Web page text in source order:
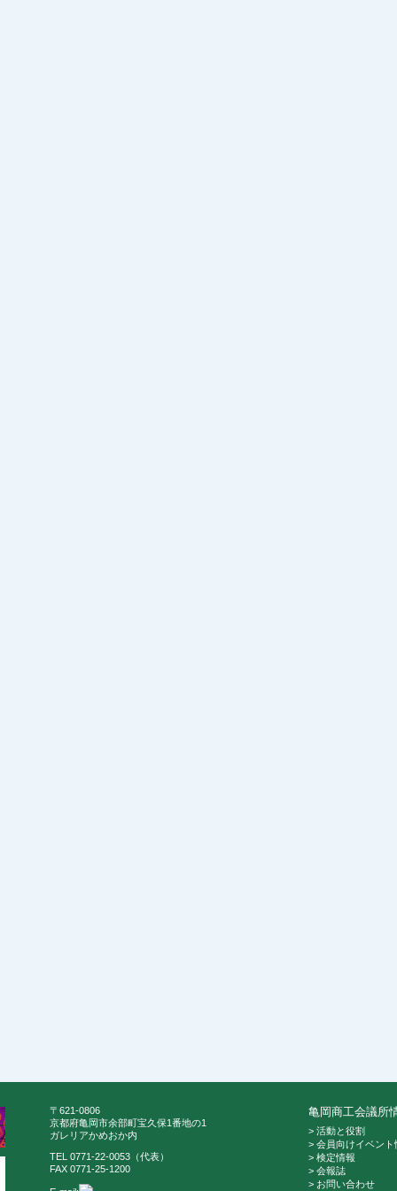
〒621-0806
京都府亀岡市余部町宝久保1番地の1
ガレリアかめおか内
TEL 0771-22-0053（代表）
FAX 0771-25-1200
亀岡商工会議所
> 活動と役割
> 会員向けイベント
> 検定情報
> 会報誌
> お問い合わせ